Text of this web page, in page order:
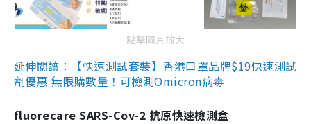
點擊圖片放大
延伸閱讀：【快速測試套裝】香港口罩品牌$19快速測試
劑優惠 無限購數量！可檢測Omicron病毒
fluorecare SARS-Cov-2 抗原快速檢測盒